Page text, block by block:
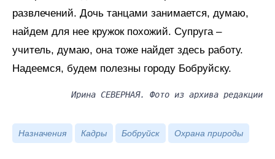
развлечений. Дочь танцами занимается, думаю,
найдем для нее кружок похожий. Супруга –
учитель, думаю, она тоже найдет здесь работу.
Надеемся, будем полезны городу Бобруйску.
Ирина СЕВЕРНАЯ. Фото из архива редакции
Назначения Кадры Бобруйск Охрана природы